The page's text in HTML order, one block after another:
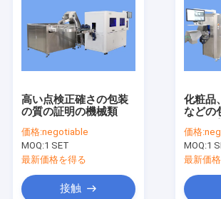
高い点検正確さの包装
の質の証明の機械類
価格:negotiable
MOQ:1 SET
最新価格を得る
接触
化粧品
などの
価格:
MOQ:1
最新価